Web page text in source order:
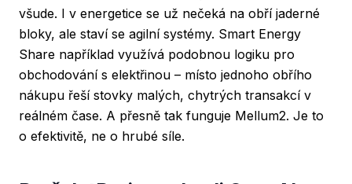
všude. I v energetice se už nečeká na obří jaderné
bloky, ale staví se agilní systémy. Smart Energy
Share například využívá podobnou logiku pro
obchodování s elektřinou – místo jednoho obřího
nákupu řeší stovky malých, chytrých transakcí v
reálném čase. A přesně tak funguje Mellum2. Je to
o efektivitě, ne o hrubé síle.